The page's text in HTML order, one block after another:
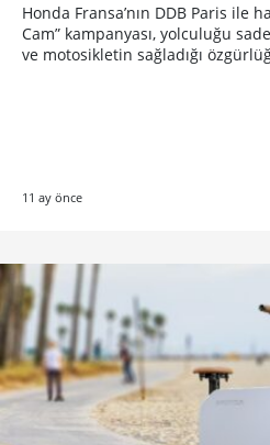
Honda Fransa’nın DDB Paris ile
Cam” kampanyası, yolculuğu
ve motosikletin sağladığı
11 ay önce